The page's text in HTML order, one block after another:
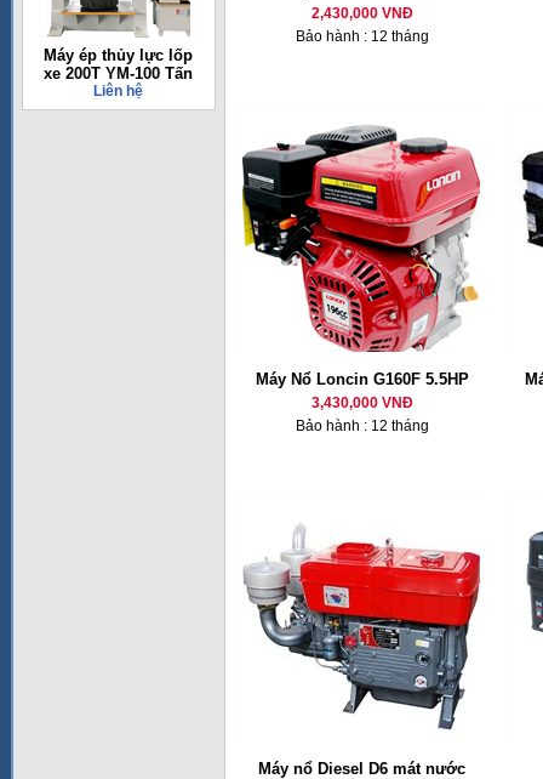
Máy ép thủy lực lốp
xe 200T YM-100 Tấn
Liên hệ
2,430,000 VNĐ
Bảo hành : 12 tháng
Máy Nổ Loncin G160F 5.5HP
3,430,000 VNĐ
Bảo hành : 12 tháng
Máy nổ Diesel D6 mát nước